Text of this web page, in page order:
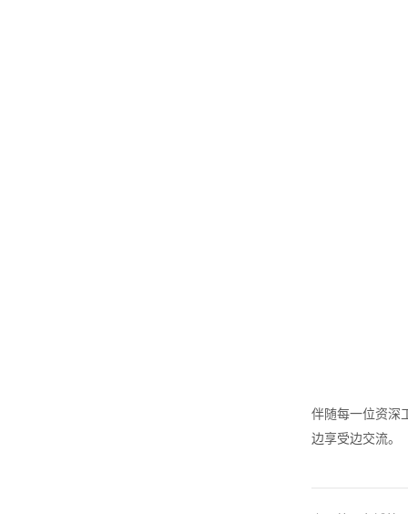
伴随每一位资深
边享受边交流。